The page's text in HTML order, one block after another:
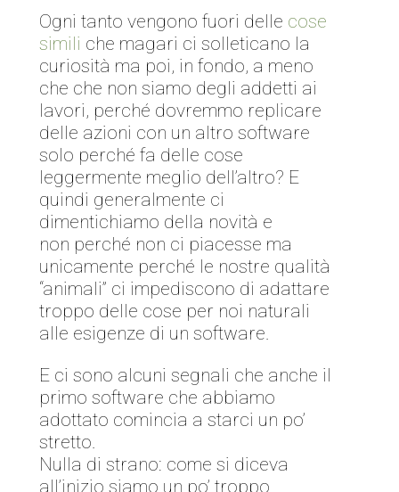
Ogni tanto vengono fuori delle cose
simili che magari ci solleticano la
curiosità ma poi, in fondo, a meno
che che non siamo degli addetti ai
lavori, perché dovremmo replicare
delle azioni con un altro software
solo perché fa delle cose
leggermente meglio dell’altro? E
quindi generalmente ci
dimentichiamo della novità e
non perché non ci piacesse ma
unicamente perché le nostre qualità
“animali” ci impediscono di adattare
troppo delle cose per noi naturali
alle esigenze di un software.
E ci sono alcuni segnali che anche il
primo software che abbiamo
adottato comincia a starci un po’
stretto.
Nulla di strano: come si diceva
all’inizio siamo un po’ troppo